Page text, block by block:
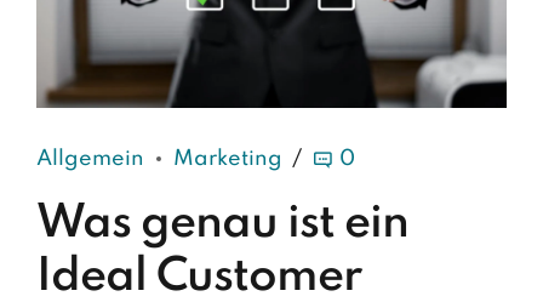
Allgemein Marketing 0
Was genau ist ein
Ideal Customer